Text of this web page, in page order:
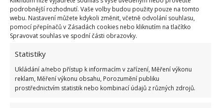
podrobnější rozhodnutí. Vaše volby budou použity pouze na tomto
webu. Nastavení můžete kdykoli změnit, včetně odvolání souhlasu,
pomocí přepínačů v Zásadách cookies nebo kliknutím na tlačítko
Spravovat souhlas ve spodní části obrazovky.
Statistiky
Ukládání a/nebo přístup k informacím v zařízení, Měření výkonu
reklam, Měření výkonu obsahu, Porozumění publiku
prostřednictvím statistik nebo kombinací údajů z různých zdrojů.
Pokuta až 10 000 Kč hrozí za nesprávné sekání i
nesekání trávy. Záleží i na prostředku a lokaci
1.6.2026
Kdo je zažil, bez problému získá 12 ze 12 bodů
12.5.2026